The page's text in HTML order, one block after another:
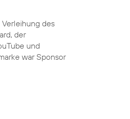
Verleihung des
der
und
war Sponsor